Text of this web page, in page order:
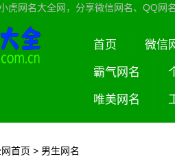
虎网名大全网，分享微信网名、QQ网
首页 微信
霸气网名
唯美网名
首页 > 男生网名